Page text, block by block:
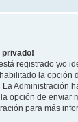
privado!
registrado y/o
la opción
Administración
opción de enviar
para más